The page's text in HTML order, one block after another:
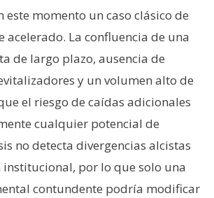
este momento un caso clásico de
acelerado. La confluencia de una
de largo plazo, ausencia de
y un volumen alto de
el riesgo de caídas adicionales
cualquier potencial de
no detecta divergencias alcistas
por lo que solo una
contundente podría modificar